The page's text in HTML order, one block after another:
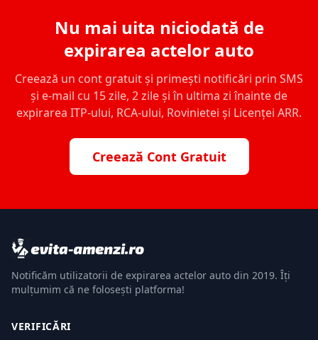
Nu mai uita niciodată de
expirarea actelor auto
Creează un cont gratuit și primești notificări prin SMS
și e-mail cu 15 zile, 2 zile și în ultima zi înainte de
expirarea ITP-ului, RCA-ului, Rovinietei și Licenței ARR.
Creează Cont Gratuit
Notificăm utilizatorii de expirarea actelor auto din 2019. Îți
mulțumim că ne folosești platforma!
VERIFICĂRI